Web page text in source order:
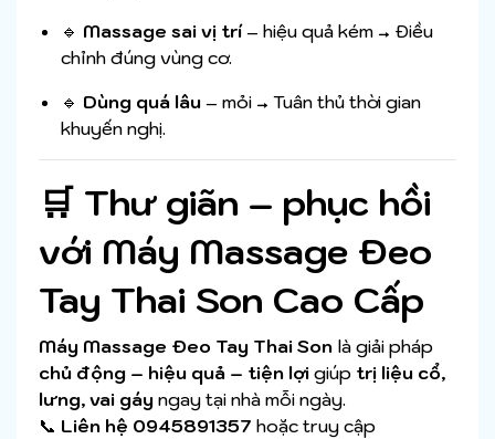
🔹 Massage sai vị trí– hiệu quả kém → Điều
chỉnh đúng vùng cơ.
🔹 Dùng quá lâu – mỏi → Tuân thủ thời gian
khuyến nghị.
🛒 Thư giãn – phục hồi
với Máy Massage Đeo
Tay Thai Son Cao Cấp
Máy Massage Đeo Tay Thai Son là giải pháp
chủ động – hiệu quả – tiện lợi giúp trị liệu cổ,
lưng, vai gáy ngay tại nhà mỗi ngày.
📞 Liên hệ 0945891357 hoặc truy cập